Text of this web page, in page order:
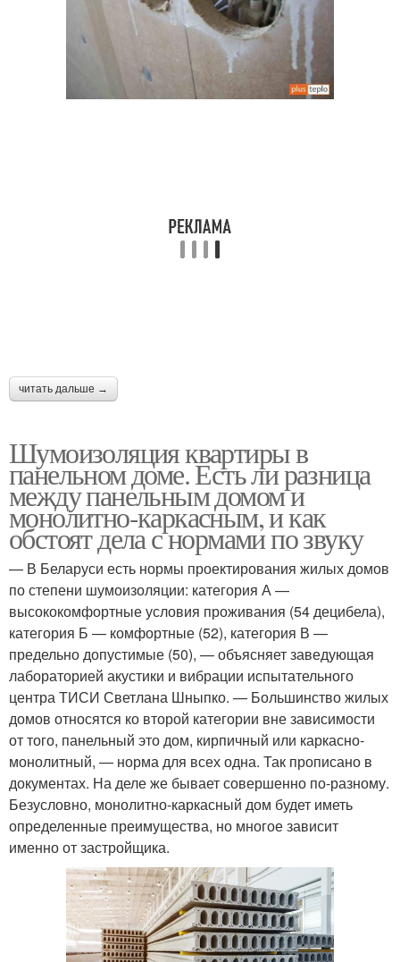
читать дальше →
Шумоизоляция квартиры в
панельном доме. Есть ли разница
между панельным домом и
монолитно-каркасным, и как
обстоят дела с нормами по звуку
— В Беларуси есть нормы проектирования жилых домов
по степени шумоизоляции: категория А —
высококомфортные условия проживания (54 децибела),
категория Б — комфортные (52), категория В —
предельно допустимые (50), — объясняет заведующая
лабораторией акустики и вибрации испытательного
центра ТИСИ Светлана Шныпко. — Большинство жилых
домов относятся ко второй категории вне зависимости
от того, панельный это дом, кирпичный или каркасно-
монолитный, — норма для всех одна. Так прописано в
документах. На деле же бывает совершенно по-разному.
Безусловно, монолитно-каркасный дом будет иметь
определенные преимущества, но многое зависит
именно от застройщика.